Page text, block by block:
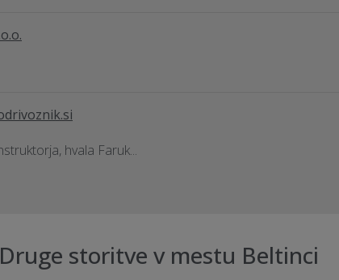
hvala Faruk...
Druge storitve v mestu Beltinci